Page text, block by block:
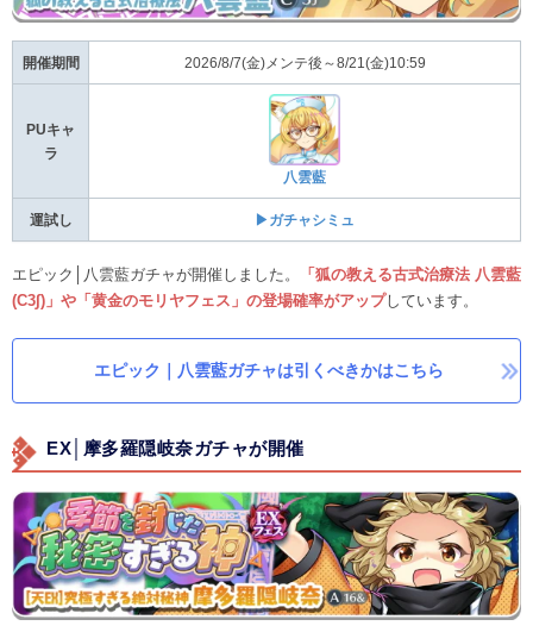
開催期間 2026/8/7(金)メンテ後～8/21(金)10:59
PUキャ
ラ
八雲藍
運試し ▶ガチャシミュ
エピック│八雲藍ガチャが開催しました。
「狐の教える古式治療法 八雲藍
(C3∫)」や「黄金のモリヤフェス」の登場確率がアップしています。
エピック｜八雲藍ガチャは引くべきかはこちら
EX│摩多羅隠岐奈ガチャが開催